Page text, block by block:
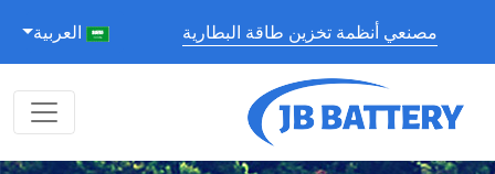
مصنعي أنظمة تخزين طاقة البطارية العربية